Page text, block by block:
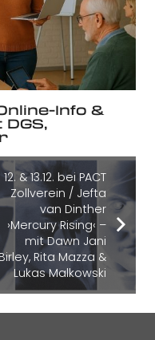
Info &
12. & 13.12. bei PACT
Zollverein / Jefta
van Dinther
›Mercury Rising‹ –
mit Dawn Jani
Rita Mazza &
Lukas Malkowski